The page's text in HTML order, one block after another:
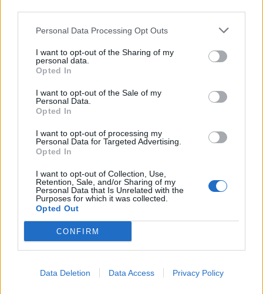
Personal Data Processing Opt Outs
I want to opt-out of the Sharing of my
personal data.
Opted In
I want to opt-out of the Sale of my
Personal Data.
Opted In
I want to opt-out of processing my
Personal Data for Targeted Advertising.
Opted In
I want to opt-out of Collection, Use,
Retention, Sale, and/or Sharing of my
Personal Data that Is Unrelated with the
Purposes for which it was collected.
Opted Out
CONFIRM
Data Deletion Data Access Privacy Policy
AZIENDE E MERCATI
Davide Sechi
Lenush Saf costruisce un ecosistema tra creatività,
impresa e musica